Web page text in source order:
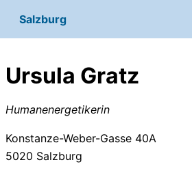
Salzburg
Ursula Gratz
Humanenergetikerin
Konstanze-Weber-Gasse 40A
5020 Salzburg